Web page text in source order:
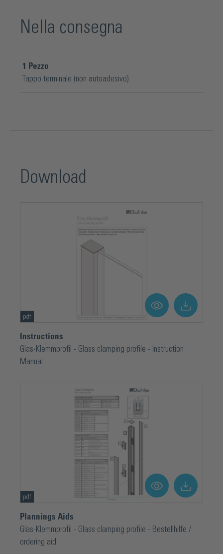
Nella consegna
1
Pezzo
Tappo terminale (non autoadesivo)
Download
pdf
Instructions
Glas-Klemmprofil - Glass clamping profile - Instruction
Manual
pdf
Plannings Aids
Glas-Klemmprofil - Glass clamping profile - Bestellhilfe /
ordering aid